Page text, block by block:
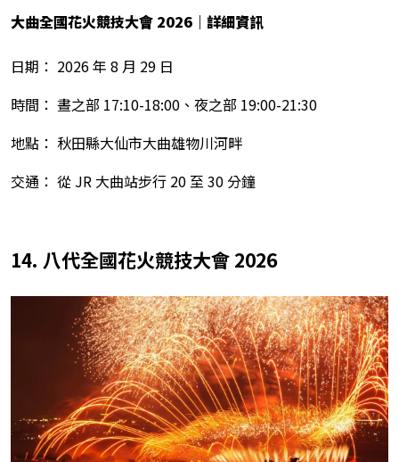
大曲全國花火競技大會 2026 ｜詳細資訊
日期： 2026 年 8 月 29 日
時間： 晝之部 17:10-18:00、夜之部 19:00-21:30
地點： 秋田縣大仙市大曲雄物川河畔
交通： 從 JR 大曲站步行 20 至 30 分鐘
14. 八代全國花火競技大會 2026